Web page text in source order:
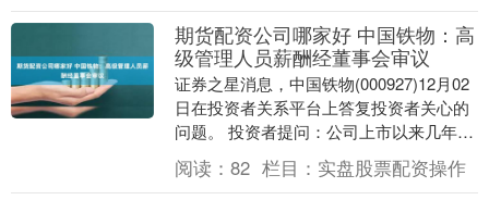
期货配资公司哪家好 中国铁物：高
级管理人员薪酬经董事会审议
证券之星消息，中国铁物(000927)12月02
日在投资者关系平台上答复投资者关心的
问题。 投资者提问：公司上市以来几年一
路下跌，公司领导年薪有没有相应减少？
....
阅读： 82 栏目： 实盘股票配资操作